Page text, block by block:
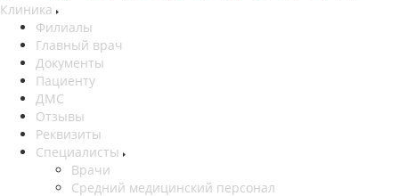
Клиника
Филиалы
Главный врач
Документы
Пациенту
ДМС
Отзывы
Реквизиты
Специалисты
Врачи
Средний медицинский персонал